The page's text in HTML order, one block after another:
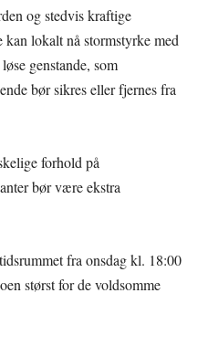
og stedvis kraftige
lokalt nå stormstyrke med
genstande, som
bør sikres eller fjernes fra
forhold på
bør være ekstra
fra onsdag kl. 18:00
størst for de voldsomme